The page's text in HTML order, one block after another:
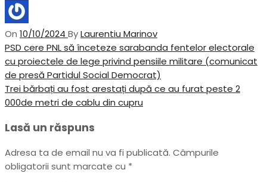
On 10/10/2024 ByLaurentiu Marinov
Navigare
în
articole
Previous
Post
PSD cere PNL să înceteze sarabanda fentelor electorale
cu proiectele de lege privind pensiile militare (comunicat
de presă Partidul Social Democrat)
Next
Post
Trei bărbați au fost arestați după ce au furat peste 2
000de metri de cablu din cupru
Lasă un răspuns
Adresa ta de email nu va fi publicată. Câmpurile
obligatorii sunt marcate cu *